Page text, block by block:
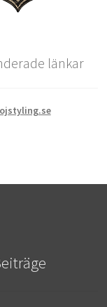
länkar